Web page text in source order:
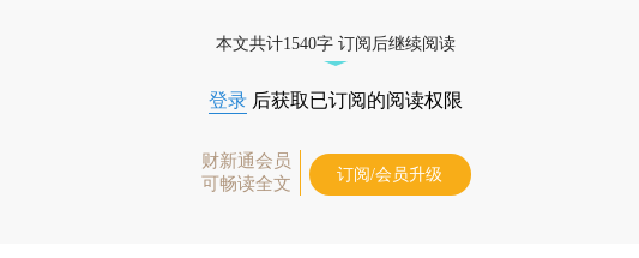
本文共计1540字 订阅后继续阅读
登录 后获取已订阅的阅读权限
财新通会员
可畅读全文
订阅/会员升级